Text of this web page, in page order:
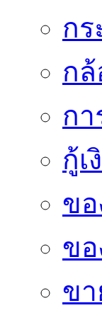
กร
ก
ก
กู้เ
ขอ
ขอ
ข